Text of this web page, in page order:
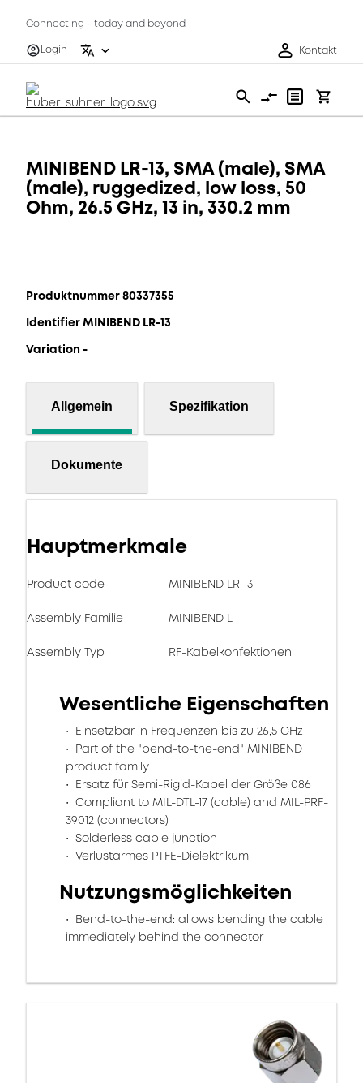
Connecting - today and beyond
Login
Kontakt
MINIBEND LR-13, SMA (male), SMA
(male), ruggedized, low loss, 50
Ohm, 26.5 GHz, 13 in, 330.2 mm
Produktnummer 80337355
Identifier MINIBEND LR-13
Variation -
Allgemein Spezifikation
Dokumente
Hauptmerkmale
Product code MINIBEND LR-13
Assembly Familie MINIBEND L
Assembly Typ RF-Kabelkonfektionen
Wesentliche Eigenschaften
Einsetzbar in Frequenzen bis zu 26,5 GHz
Part of the "bend-to-the-end" MINIBEND
product family
Ersatz für Semi-Rigid-Kabel der Größe 086
Compliant to MIL-DTL-17 (cable) and MIL-PRF-
39012 (connectors)
Solderless cable junction
Verlustarmes PTFE-Dielektrikum
Nutzungsmöglichkeiten
Bend-to-the-end: allows bending the cable
immediately behind the connector